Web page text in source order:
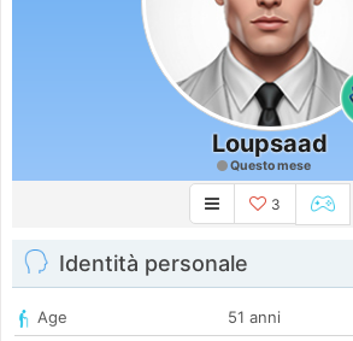
Loupsaad
Questo mese
3
Identità personale
Age
51 anni